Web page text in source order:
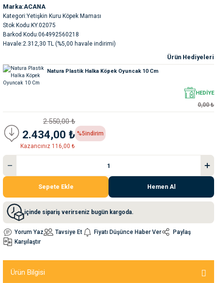
Kabları
Kemikleri
Marka ACANA
Kategori Yetişkin Kuru Köpek Maması
Stok Kodu KY.02075
Barkod Kodu 064992560218
Havale 2.312,30 TL (%5,00 havale indirimi)
Ürün Hediyeleri
Natura Plastik Halka Köpek Oyuncak 10 Cm
HEDİYE
0,00 ₺
2.550,00 ₺
2.434,00 ₺
Kazancınız 116,00 ₺
%5indirim
Sepete Ekle Hemen Al
içinde sipariş verirseniz bugün kargoda.
Yorum Yaz Tavsiye Et Fiyatı Düşünce Haber Ver
Paylaş
Karşılaştır
Ürün Bilgisi